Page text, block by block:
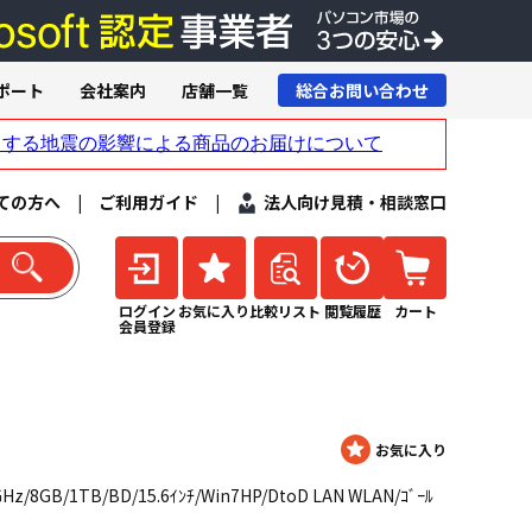
の方へ | ご利用ガイド | 法人向け見積・相談窓口
ログイン
会員登録
お気に入り 比較リスト 閲覧履歴 カート
ート 会社案内 店舗一覧 総合お問い合わせ
8GB/1TB/BD/15.6ｲﾝﾁ/Win7HP/DtoD LAN WLAN/ｺﾞｰﾙ